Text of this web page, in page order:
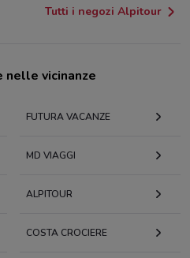
Tutti i negozi Alpitour
vicinanze
FUTURA VACANZE
MD VIAGGI
ALPITOUR
COSTA CROCIERE